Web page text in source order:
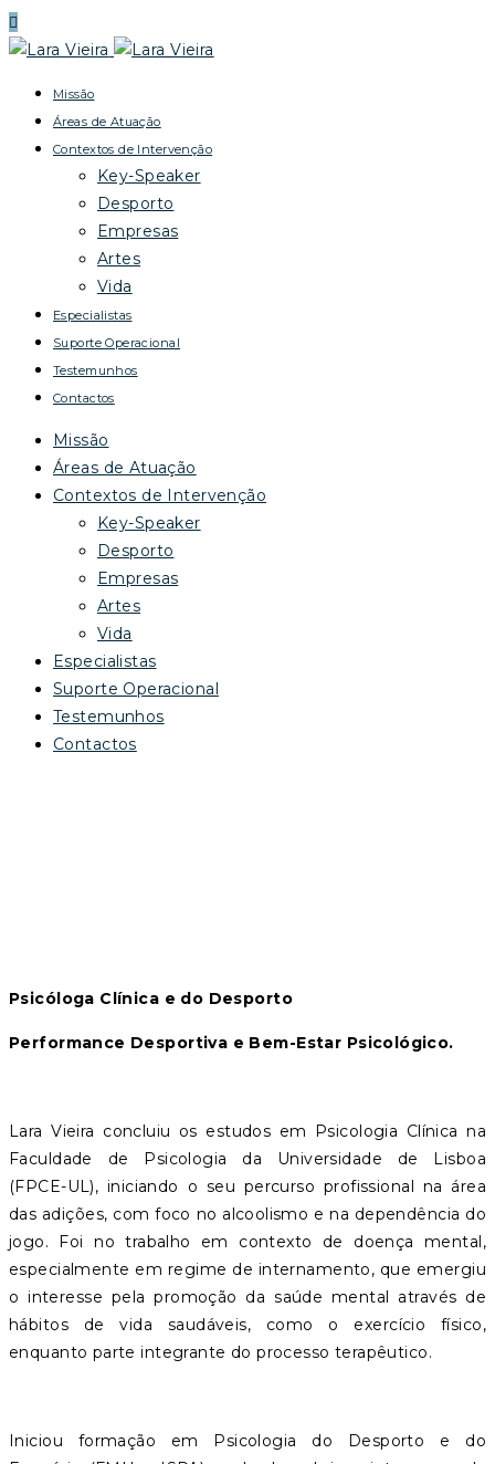
Missão
Áreas de Atuação
Contextos de Intervenção
Key-Speaker
Desporto
Empresas
Artes
Vida
Especialistas
Suporte Operacional
Testemunhos
Contactos
Missão
Áreas de Atuação
Contextos de Intervenção
Key-Speaker
Desporto
Empresas
Artes
Vida
Especialistas
Suporte Operacional
Testemunhos
Contactos
Psicóloga Clínica e do Desporto
Performance Desportiva e Bem-Estar Psicológico.
Lara Vieira concluiu os estudos em Psicologia Clínica na
Faculdade de Psicologia da Universidade de Lisboa
(FPCE-UL), iniciando o seu percurso profissional na área
das adições, com foco no alcoolismo e na dependência do
jogo. Foi no trabalho em contexto de doença mental,
especialmente em regime de internamento, que emergiu
o interesse pela promoção da saúde mental através de
hábitos de vida saudáveis, como o exercício físico,
enquanto parte integrante do processo terapêutico.
Iniciou formação em Psicologia do Desporto e do